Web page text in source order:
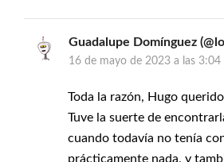
Guadalupe Domínguez
16 de mayo de 2023 a las 3:04
Toda la razón, Hugo
Tuve la suerte de
cuando todavía no tenía
prácticamente nada, y